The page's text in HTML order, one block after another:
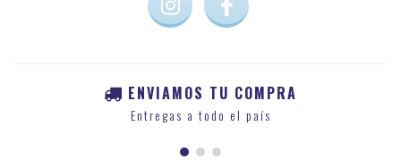
ENVIAMOS TU COMPRA
Entregas a todo el país